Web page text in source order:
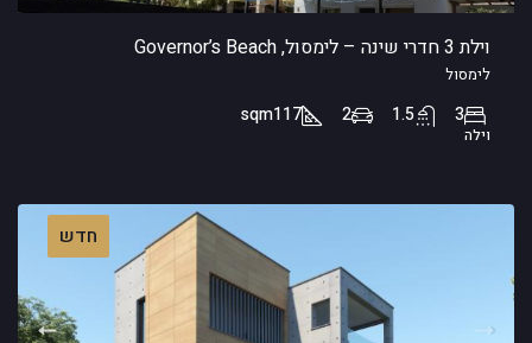
וילת 3 חדרי שינה – לימסול, Governor’s Beach
לימסול
3
1.5
2
117
sqm
וילה
חדש